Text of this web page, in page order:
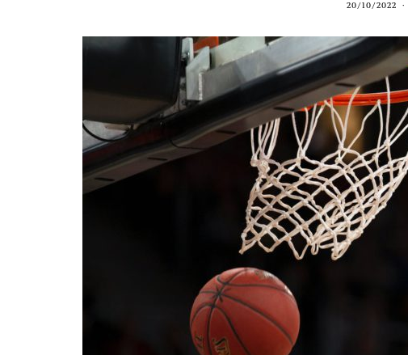
20/10/2022
BASKET TORINO BENEDETTO XIV CENTO,
BERGAMO BASKET 2014
FORLÌ
PALLACANESTRO 2.015 ,FORTITUDO BOLOGNA,
NEW BASKET BRINDISI, PISTOIA BASKET,
ROSETO
SCAFATI BASKET 1969,SCALIGERA
SCANDONE AVELLINO,SERIE
URANIA MILANO,VUELLE PESARO
Serie A2, le protagoniste
della stagione 2025-26
08/08/2025